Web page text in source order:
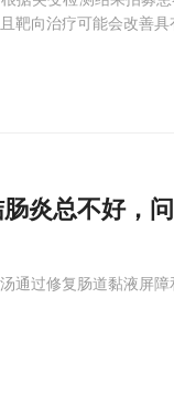
靶向治疗可能会改善具
炎总不好，
通过修复肠道黏液屏